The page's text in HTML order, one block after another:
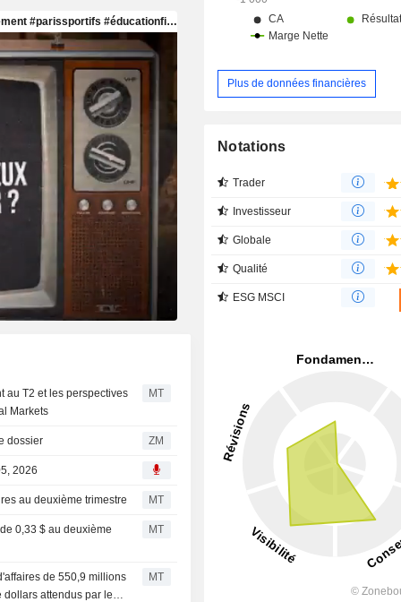
au T2 et les perspectives
Markets
MT
le dossier ZM
2026
au deuxième trimestre MT
0,33 $ au deuxième MT
de 550,9 millions
attendus par le
MT
Plus de données financières
Notations
Trader
Investisseur
Globale
Qualité
ESG MSCI